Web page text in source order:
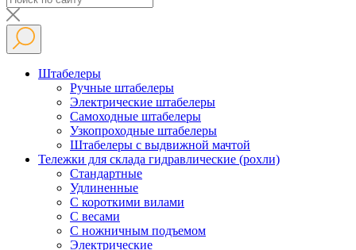
Штабелеры
Ручные штабелеры
Электрические штабелеры
Самоходные штабелеры
Узкопроходные штабелеры
Штабелеры с выдвижной мачтой
Тележки для склада гидравлические (рохли)
Стандартные
Удлиненные
С короткими вилами
С весами
С ножничным подъемом
Электрические